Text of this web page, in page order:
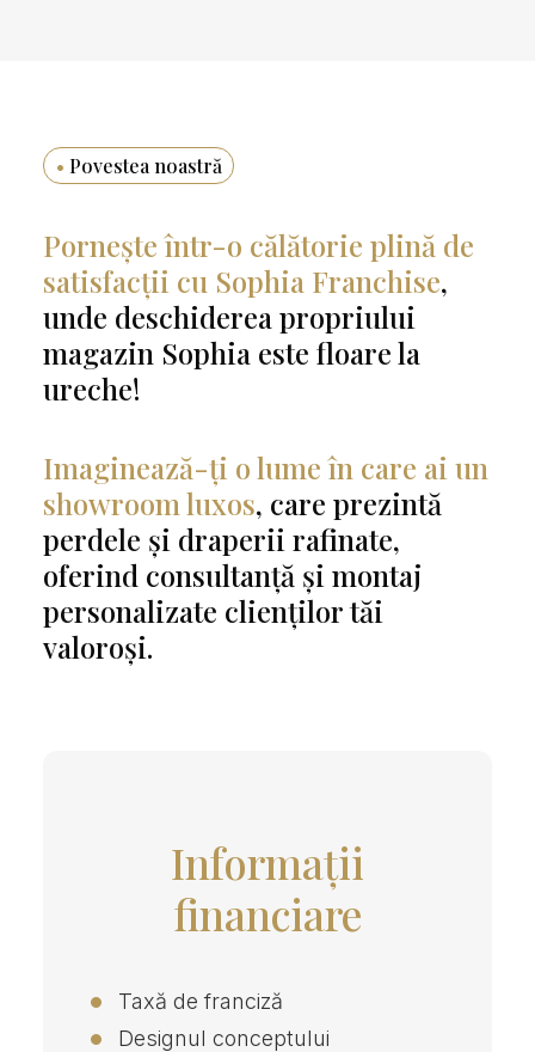
• Povestea noastră
Pornește într-o călătorie plină de
satisfacții cu Sophia Franchise,
unde deschiderea propriului
magazin Sophia este floare la
ureche!
Imaginează-ți o lume în care ai un
showroom luxos, care prezintă
perdele și draperii rafinate,
oferind consultanță și montaj
personalizate clienților tăi
valoroși.
Informații
financiare
Taxă de franciză
Designul conceptului